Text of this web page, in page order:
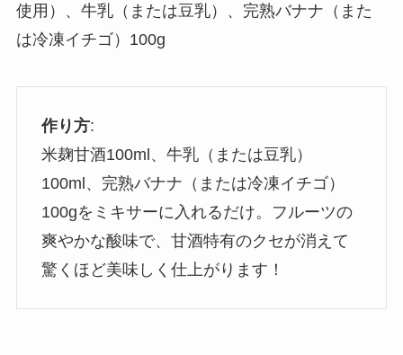
使用）、牛乳（または豆乳）、完熟バナナ（また
は冷凍イチゴ）100g
作り方:
米麹甘酒100ml、牛乳（または豆乳）
100ml、完熟バナナ（または冷凍イチゴ）
100gをミキサーに入れるだけ。フルーツの
爽やかな酸味で、甘酒特有のクセが消えて
驚くほど美味しく仕上がります！